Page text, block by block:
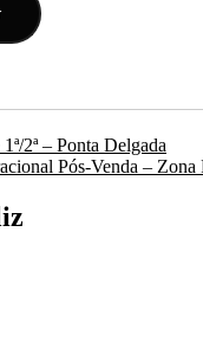
2ª – Ponta Delgada
Pós-Venda – Zona